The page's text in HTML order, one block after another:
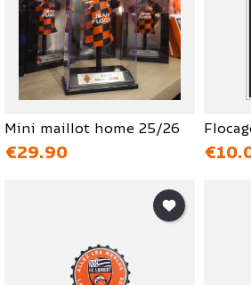
Mini maillot home 25/26
価格
€29.90 価格